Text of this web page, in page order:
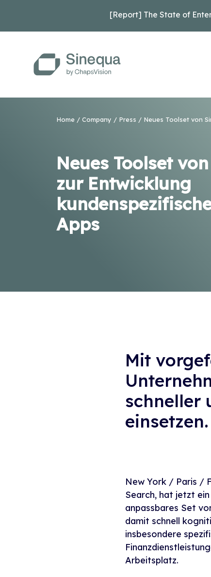
[Report] The State of
Home/ Company / Press / Neues Toolset von
Neues Toolset
zur Entwicklung
Apps
Mit
schneller
einsetzen.
New York / Paris /
Search, hat jetzt
anpassbares Set
damit schnell
insbesondere
Arbeitsplatz.